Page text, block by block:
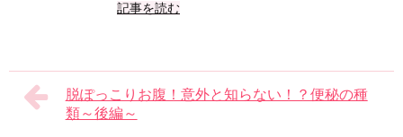
記事を読む
脱ぽっこりお腹！意外と知らない！？便秘の種
類～後編～